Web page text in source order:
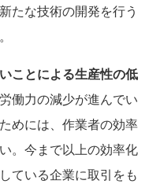
たな技術の開発を行う
ことによる生産性の低
労働力の減少が進んでい
めには、作業者の効率
。今まで以上の効率化
ている企業に取引をも